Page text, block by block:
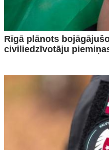
Rīgā plānots
civiliedzīvotāju